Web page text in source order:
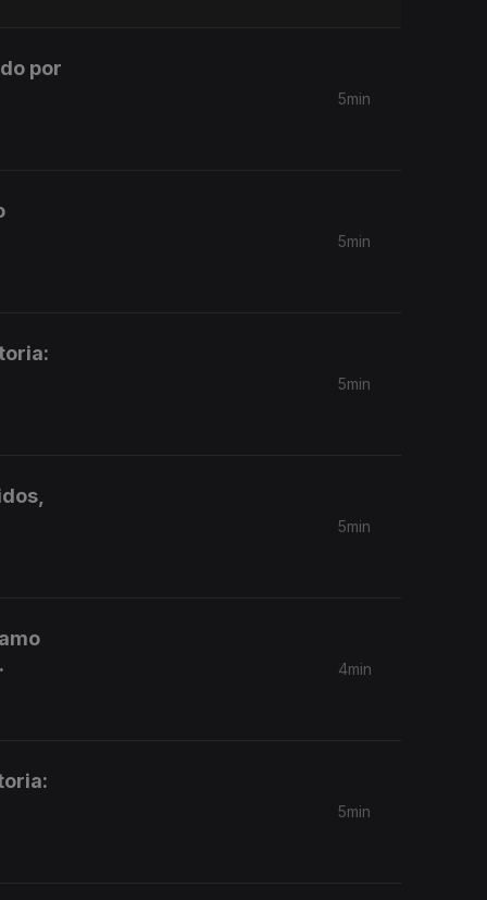
por
5min
5min
5min
5min
4min
5min